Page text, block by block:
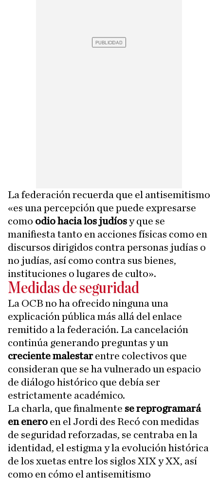
La federación recuerda que el antisemitismo
«es una percepción que puede expresarse
como odio hacia los judíosy que se
manifiesta tanto en acciones físicas como en
discursos dirigidos contra personas judías o
no judías, así como contra sus bienes,
instituciones o lugares de culto».
Medidas de seguridad
La OCB no ha ofrecido ninguna una
explicación pública más allá del enlace
remitido a la federación. La cancelación
continúa generando preguntas y un
creciente malestarentre colectivos que
consideran que se ha vulnerado un espacio
de diálogo histórico que debía ser
estrictamente académico.
La charla, que finalmente se reprogramará
en enero en el Jordi des Recó con medidas
de seguridad reforzadas, se centraba en la
identidad, el estigma y la evolución histórica
de los xuetas entre los siglos XIX y XX, así
como en cómo el antisemitismo